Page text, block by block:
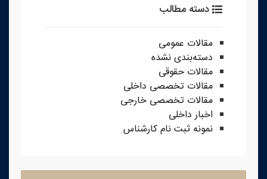
دسته مطالب
مقالات عمومی
دسته‌بندی نشده
مقالات حقوقی
مقالات تخصصی داخلی
مقالات تخصصی خارجی
اخبار داخلی
نمونه ثبت نام کارشناس